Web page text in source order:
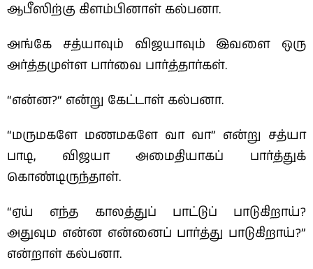
ஆபீஸிற்கு கிளம்பினாள் கல்பனா.
அங்கே சத்யாவும் விஜயாவும் இவளை ஒரு
அர்த்தமுள்ள பார்வை பார்த்தார்கள்.
“என்ன?“ என்று கேட்டாள் கல்பனா.
“மருமகளே மணமகளே வா வா” என்று சத்யா
பாடி, விஜயா அமைதியாகப் பார்த்துக்
கொண்டிருந்தாள்.
“ஏய் எந்த காலத்துப் பாட்டுப் பாடுகிறாய்?
அதுவும என்ன என்னைப் பார்த்து பாடுகிறாய்?”
என்றாள் கல்பனா.